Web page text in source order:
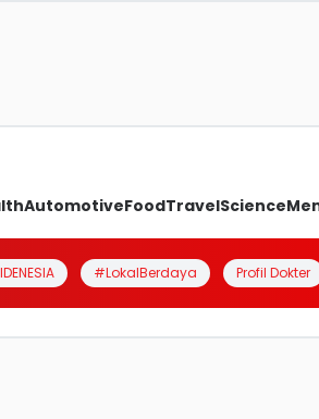
AutomotiveFoodTravelScience
#LokalBerdaya Profil Dokter